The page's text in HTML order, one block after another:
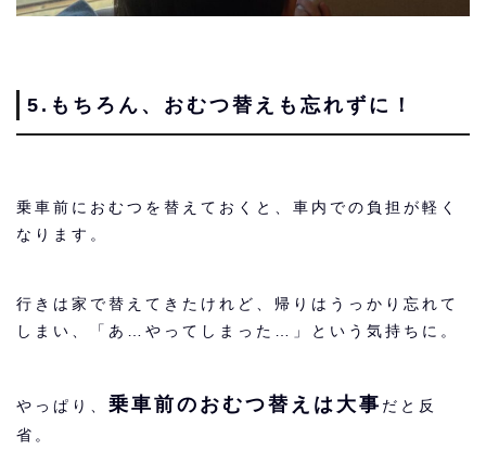
5.もちろん、おむつ替えも忘れずに！
乗車前におむつを替えておくと、車内での負担が軽く
なります。
行きは家で替えてきたけれど、帰りはうっかり忘れて
しまい、「あ…やってしまった…」という気持ちに。
やっぱり、 乗車前のおむつ替えは大事 だと反
省。